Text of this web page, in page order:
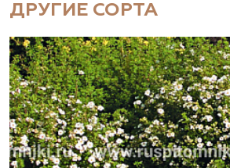
ДРУГИЕ СОРТА